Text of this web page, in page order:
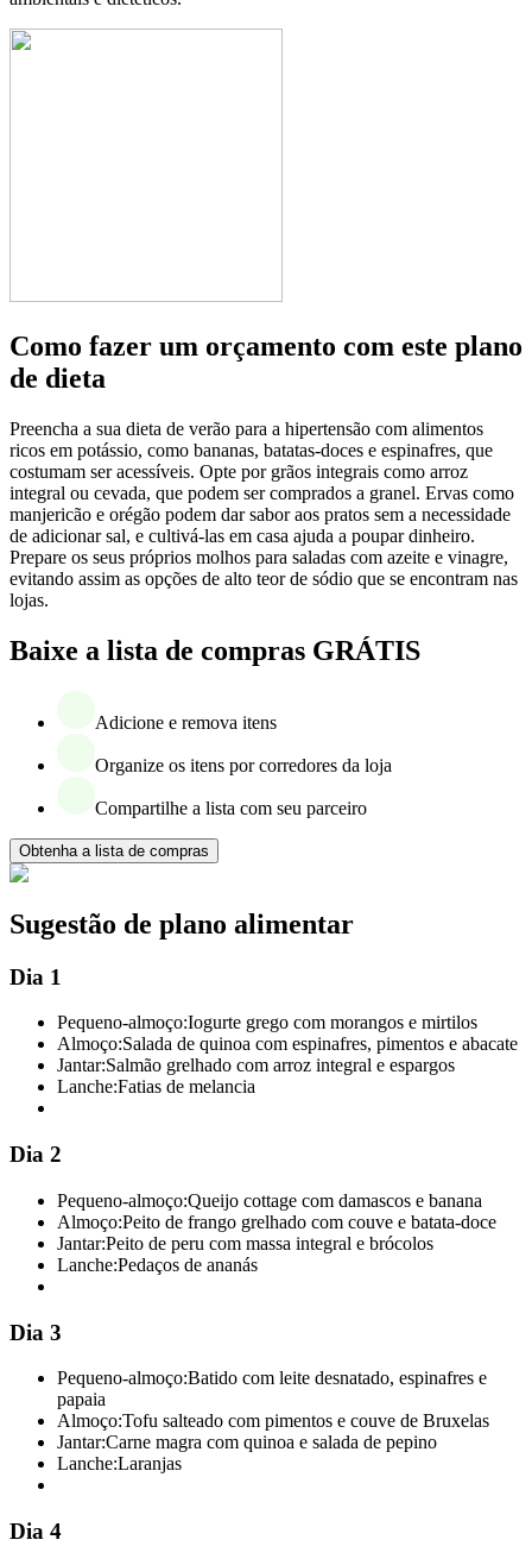
Como fazer um orçamento com este plano
de dieta
Preencha a sua dieta de verão para a hipertensão com alimentos
ricos em potássio, como bananas, batatas-doces e espinafres, que
costumam ser acessíveis. Opte por grãos integrais como arroz
integral ou cevada, que podem ser comprados a granel. Ervas como
manjericão e orégão podem dar sabor aos pratos sem a necessidade
de adicionar sal, e cultivá-las em casa ajuda a poupar dinheiro.
Prepare os seus próprios molhos para saladas com azeite e vinagre,
evitando assim as opções de alto teor de sódio que se encontram nas
lojas.
Baixe a lista de compras GRÁTIS
Adicione e remova itens
Organize os itens por corredores da loja
Compartilhe a lista com seu parceiro
Obtenha a lista de compras
Sugestão de plano alimentar
Dia 1
Pequeno-almoço:Iogurte grego com morangos e mirtilos
Almoço:Salada de quinoa com espinafres, pimentos e abacate
Jantar:Salmão grelhado com arroz integral e espargos
Lanche:Fatias de melancia
Dia 2
Pequeno-almoço:Queijo cottage com damascos e banana
Almoço:Peito de frango grelhado com couve e batata-doce
Jantar:Peito de peru com massa integral e brócolos
Lanche:Pedaços de ananás
Dia 3
Pequeno-almoço:Batido com leite desnatado, espinafres e
papaia
Almoço:Tofu salteado com pimentos e couve de Bruxelas
Jantar:Carne magra com quinoa e salada de pepino
Lanche:Laranjas
Dia 4